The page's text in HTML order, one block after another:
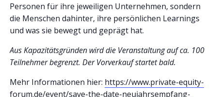
Personen für ihre jeweiligen Unternehmen, sondern
die Menschen dahinter, ihre persönlichen Learnings
und was sie bewegt und geprägt hat.
Aus Kapazitätsgründen wird die Veranstaltung auf ca. 100
Teilnehmer begrenzt. Der Vorverkauf startet bald.
Mehr Informationen hier: https://www.private-equity-
forum.de/event/save-the-date-neujahrsempfang-